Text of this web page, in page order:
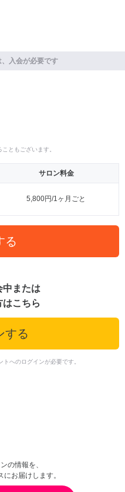
入会が必要です
ともございます。
サロン料金
5,800円/1ヶ月ごと
る
中または
はこちら
する
へのログインが必要です。
の情報を、
にお届けします。